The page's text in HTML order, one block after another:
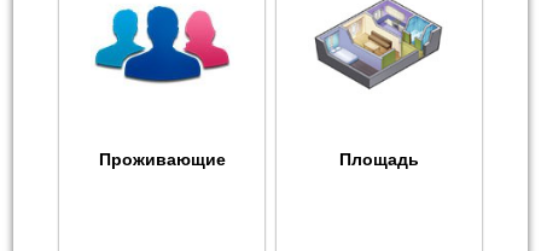
Проживающие Площадь